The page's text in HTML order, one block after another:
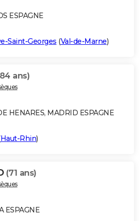
ESPAGNE
Saint-Georges (Val-de-Marne)
ans)
HENARES, MADRID ESPAGNE
Haut-Rhin)
(71 ans)
ESPAGNE